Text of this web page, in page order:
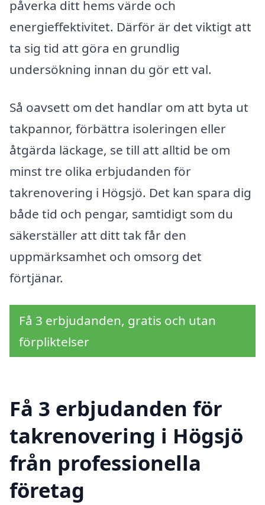
påverka ditt hems värde och
energieffektivitet. Därför är det viktigt att
ta sig tid att göra en grundlig
undersökning innan du gör ett val.
Så oavsett om det handlar om att byta ut
takpannor, förbättra isoleringen eller
åtgärda läckage, se till att alltid be om
minst tre olika erbjudanden för
takrenovering i Högsjö. Det kan spara dig
både tid och pengar, samtidigt som du
säkerställer att ditt tak får den
uppmärksamhet och omsorg det
förtjänar.
Få 3 erbjudanden, gratis och utan
förpliktelser
Få 3 erbjudanden för
takrenovering i Högsjö
från professionella
företag